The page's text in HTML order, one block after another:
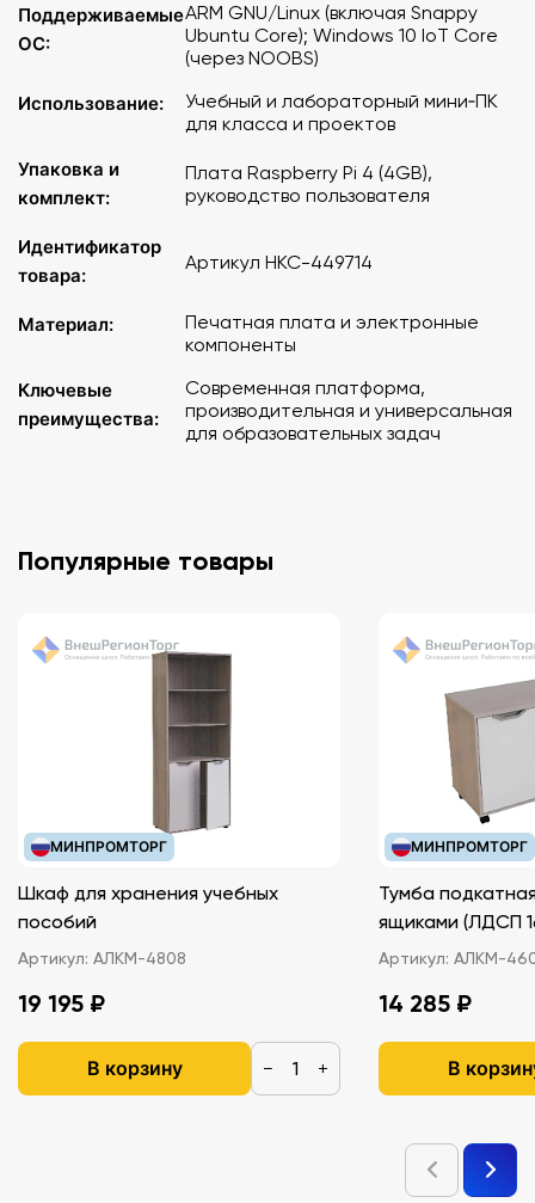
Поддерживаемые
ОС:
ARM GNU/Linux (включая Snappy
Ubuntu Core); Windows 10 IoT Core
(через NOOBS)
Использование:
Учебный и лабораторный мини‑ПК
для класса и проектов
Упаковка и
комплект:
Плата Raspberry Pi 4 (4GB),
руководство пользователя
Идентификатор
товара:
Артикул НКС-449714
Материал:
Печатная плата и электронные
компоненты
Ключевые
преимущества:
Современная платформа,
производительная и универсальная
для образовательных задач
Популярные товары
МИНПРОМТОРГ
Шкаф для хранения учебных
пособий
Артикул: АЛКМ-4808
19 195 ₽
В корзину − +
МИНПРОМТОРГ
Тумба
ящиками
Артикул: АЛКМ-
14 285 ₽
В